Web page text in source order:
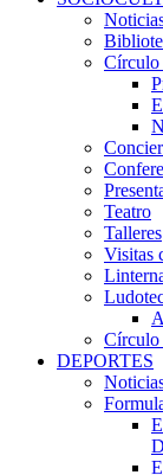
Círculo
Teatro
Talleres
Visitas
Círculo
DEPORTES